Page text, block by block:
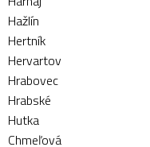
Hažlín
Hertník
Hervartov
Hrabovec
Hrabské
Hutka
Chmeľová